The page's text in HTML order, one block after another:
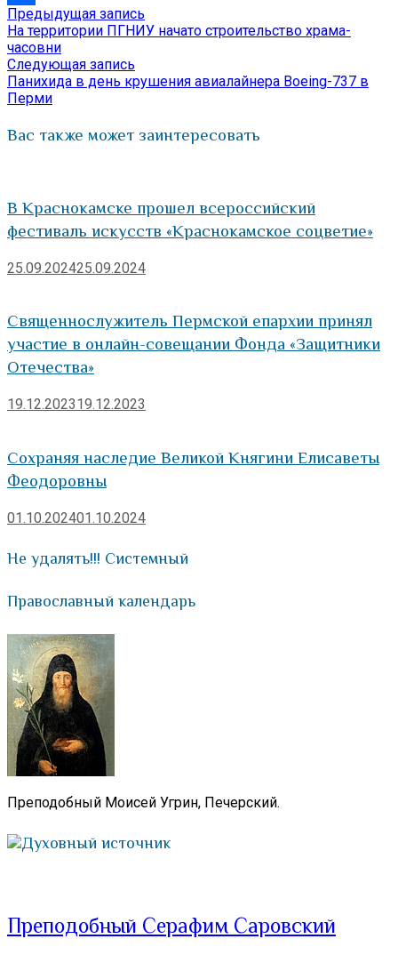
Отправить
Навигация
по
записям
Предыдущая запись
запись:
На территории ПГНИУ начато строительство храма-
часовни
Следующая запись
запись:
Панихида в день крушения авиалайнера Boeing-737 в
Перми
Вас также может заинтересовать
В Краснокамске прошел всероссийский
фестиваль искусств «Краснокамское соцветие»
25.09.202425.09.2024
Священнослужитель Пермской епархии принял
участие в онлайн-совещании Фонда «Защитники
Отечества»
19.12.202319.12.2023
Сохраняя наследие Великой Княгини Елисаветы
Феодоровны
01.10.202401.10.2024
Не удалять!!! Системный
Православный календарь
Преподобный Моисей Угрин, Печерский.
Духовный источник
Преподобный Серафим Саровский